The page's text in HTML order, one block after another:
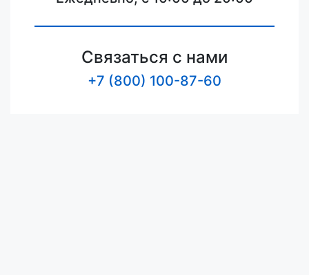
Связаться с нами
+7 (800) 100-87-60